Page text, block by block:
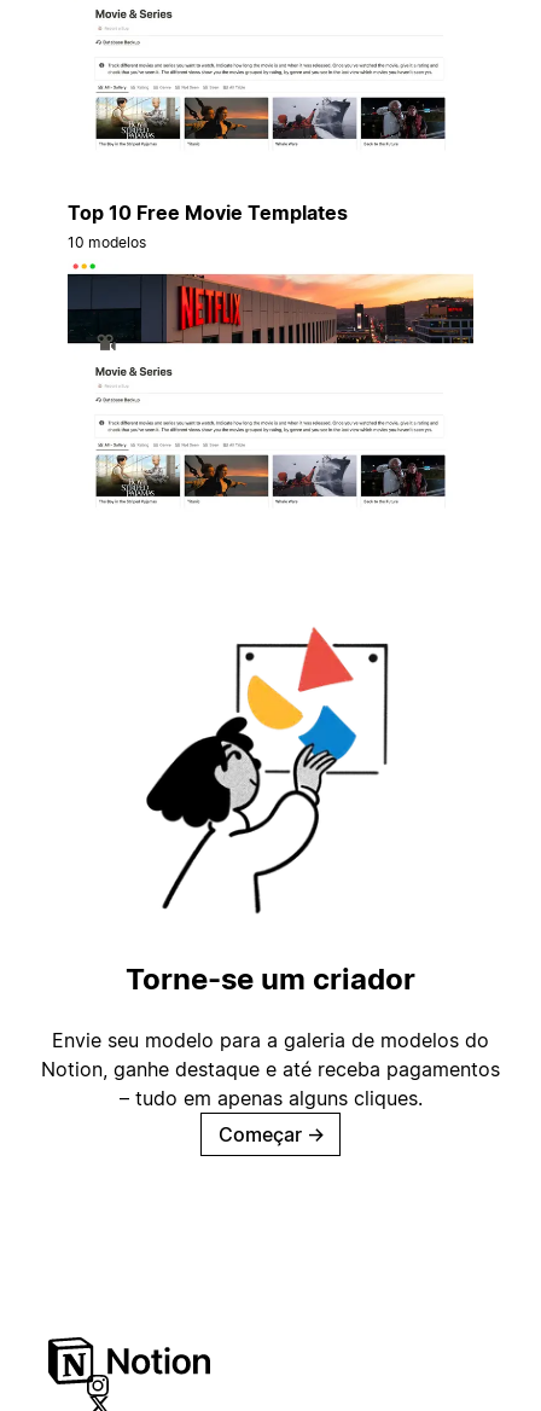
Top 10 Free Movie Templates
10 modelos
Torne-se um criador
Envie seu modelo para a galeria de modelos do
Notion, ganhe destaque e até receba pagamentos
– tudo em apenas alguns cliques.
Começar →